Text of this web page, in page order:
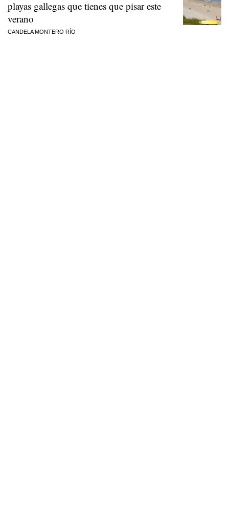
playas gallegas que tienes que pisar este
verano
CANDELA MONTERO RÍO